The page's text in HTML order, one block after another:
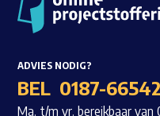
ADVIES NODIG?
BEL 0187-
Ma. t/m vr. bereikbaar van